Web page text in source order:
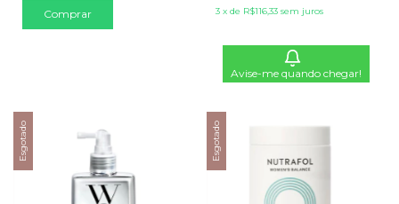
3 x de R$116,33 sem juros
Avise-me quando chegar!
Esgotado Esgotado